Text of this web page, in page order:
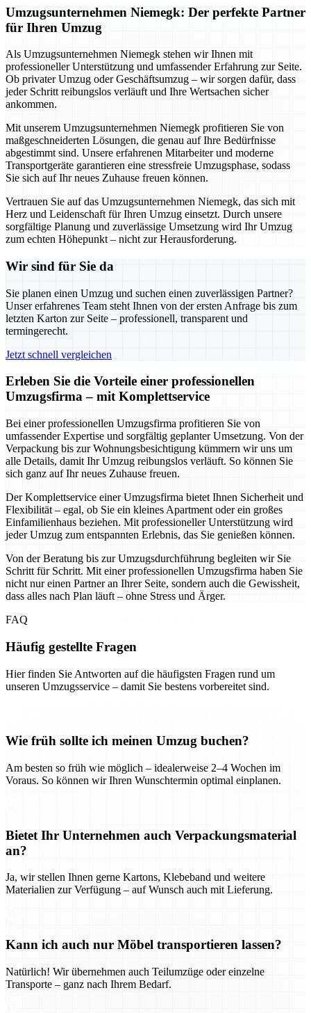
Umzugsunternehmen Niemegk: Der perfekte Partner
für Ihren Umzug
Als Umzugsunternehmen Niemegk stehen wir Ihnen mit
professioneller Unterstützung und umfassender Erfahrung zur Seite.
Ob privater Umzug oder Geschäftsumzug – wir sorgen dafür, dass
jeder Schritt reibungslos verläuft und Ihre Wertsachen sicher
ankommen.
Mit unserem Umzugsunternehmen Niemegk profitieren Sie von
maßgeschneiderten Lösungen, die genau auf Ihre Bedürfnisse
abgestimmt sind. Unsere erfahrenen Mitarbeiter und moderne
Transportgeräte garantieren eine stressfreie Umzugsphase, sodass
Sie sich auf Ihr neues Zuhause freuen können.
Vertrauen Sie auf das Umzugsunternehmen Niemegk, das sich mit
Herz und Leidenschaft für Ihren Umzug einsetzt. Durch unsere
sorgfältige Planung und zuverlässige Umsetzung wird Ihr Umzug
zum echten Höhepunkt – nicht zur Herausforderung.
Wir sind für Sie da
Sie planen einen Umzug und suchen einen zuverlässigen Partner?
Unser erfahrenes Team steht Ihnen von der ersten Anfrage bis zum
letzten Karton zur Seite – professionell, transparent und
termingerecht.
Jetzt schnell vergleichen
Erleben Sie die Vorteile einer professionellen
Umzugsfirma – mit Komplettservice
Bei einer professionellen Umzugsfirma profitieren Sie von
umfassender Expertise und sorgfältig geplanter Umsetzung. Von der
Verpackung bis zur Wohnungsbesichtigung kümmern wir uns um
alle Details, damit Ihr Umzug reibungslos verläuft. So können Sie
sich ganz auf Ihr neues Zuhause freuen.
Der Komplettservice einer Umzugsfirma bietet Ihnen Sicherheit und
Flexibilität – egal, ob Sie ein kleines Apartment oder ein großes
Einfamilienhaus beziehen. Mit professioneller Unterstützung wird
jeder Umzug zum entspannten Erlebnis, das Sie genießen können.
Von der Beratung bis zur Umzugsdurchführung begleiten wir Sie
Schritt für Schritt. Mit einer professionellen Umzugsfirma haben Sie
nicht nur einen Partner an Ihrer Seite, sondern auch die Gewissheit,
dass alles nach Plan läuft – ohne Stress und Ärger.
FAQ
Häufig gestellte Fragen
Hier finden Sie Antworten auf die häufigsten Fragen rund um
unseren Umzugsservice – damit Sie bestens vorbereitet sind.
Wie früh sollte ich meinen Umzug buchen?
Am besten so früh wie möglich – idealerweise 2–4 Wochen im
Voraus. So können wir Ihren Wunschtermin optimal einplanen.
Bietet Ihr Unternehmen auch Verpackungsmaterial
an?
Ja, wir stellen Ihnen gerne Kartons, Klebeband und weitere
Materialien zur Verfügung – auf Wunsch auch mit Lieferung.
Kann ich auch nur Möbel transportieren lassen?
Natürlich! Wir übernehmen auch Teilumzüge oder einzelne
Transporte – ganz nach Ihrem Bedarf.